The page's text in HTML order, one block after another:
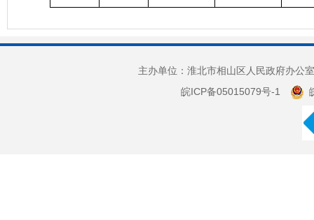
主办单位：淮北市相山区人民政府办
皖ICP备05015079号-1